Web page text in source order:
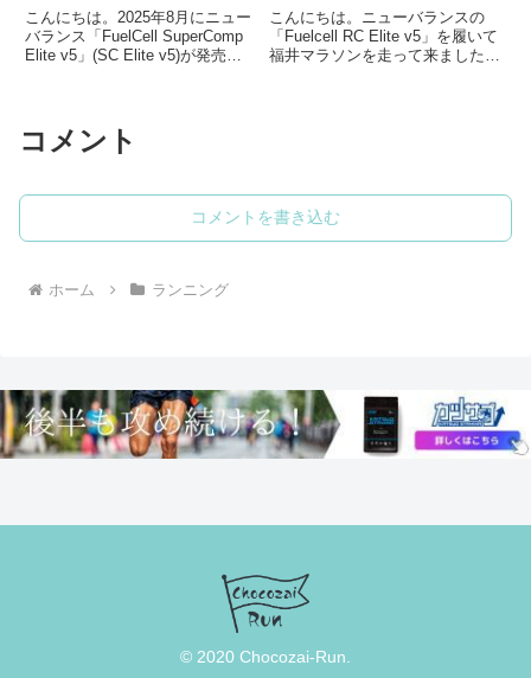
SuperComp Elite v5」
こんにちは。2025年8月にニュー
バランス「FuelCell SuperComp
Elite v5」(SC Elite v5)が発売さ
ます。「Fuel...
こんにちは。ニューバランスの
「Fuelcell RC Elite v5」を履いて
福井マラソンを走って来ましたの
コメント
コメントを書き込む
ホーム ランニング
© 2020 Chocozai-Run.